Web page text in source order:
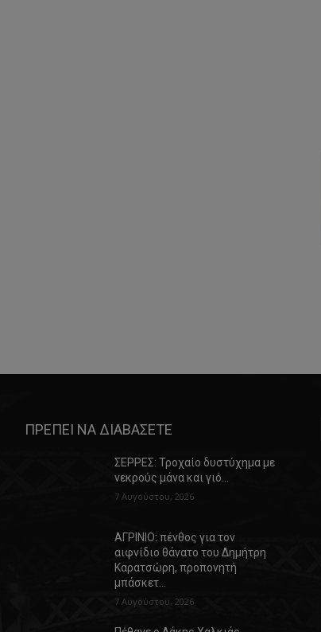
ΠΡΕΠΕΙ ΝΑ ΔΙΑΒΑΣΕΤΕ
ΣΕΡΡΕΣ: Τροχαίο δυστύχημα με
νεκρούς μάνα και γιό…
7 Αυγούστου, 2026
ΑΓΡΙΝΙΟ: πένθος για τον
αιφνίδιο θάνατο του Δημήτρη
Καρατσώρη, προπονητή
μπάσκετ…
7 Αυγούστου, 2026